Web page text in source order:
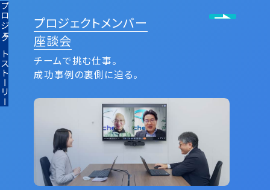
トーリー
プロジェクトメンバー
座談会
チームで挑む仕事。
成功事例の裏側に迫る。